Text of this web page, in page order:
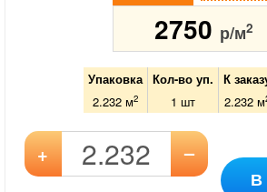
2750 р/м2
Упаковка Кол-во уп. К
2.232 м2 1 шт 2.232м
+ –
В